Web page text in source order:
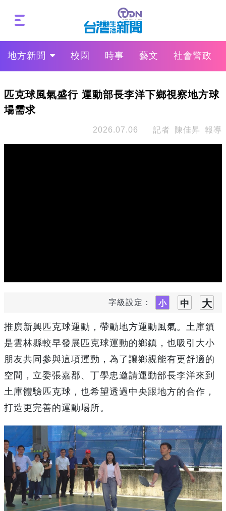
地方新聞 校園 時事 藝文 社會警政
匹克球風氣盛行 運動部長李洋下鄉視察地方球
場需求
2026.07.06 記者 陳佳昇 報導
字級設定：
推廣新興匹克球運動，帶動地方運動風氣。土庫鎮
是雲林縣較早發展匹克球運動的鄉鎮，也吸引大小
朋友共同參與這項運動，為了讓鄉親能有更舒適的
空間，立委張嘉郡、丁學忠邀請運動部長李洋來到
土庫體驗匹克球，也希望透過中央跟地方的合作，
打造更完善的運動場所。